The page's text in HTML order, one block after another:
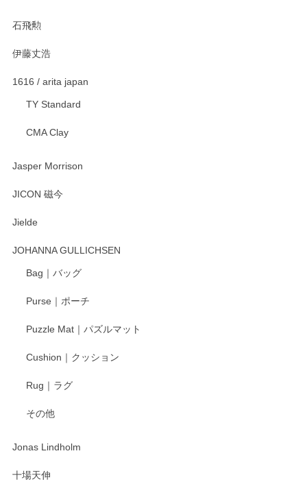
石飛勲
伊藤丈浩
1616 / arita japan
TY Standard
CMA Clay
Jasper Morrison
JICON 磁今
Jielde
JOHANNA GULLICHSEN
Bag｜バッグ
Purse｜ポーチ
Puzzle Mat｜パズルマット
Cushion｜クッション
Rug｜ラグ
その他
Jonas Lindholm
十場天伸